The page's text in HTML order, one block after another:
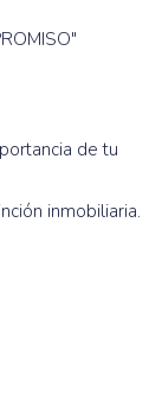
de tu
inmobiliaria.